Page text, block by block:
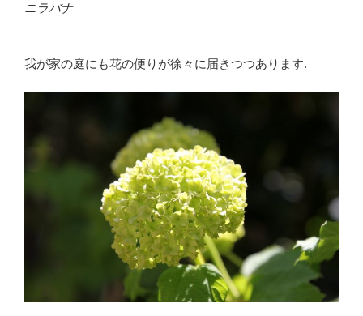
ニラバナ
我が家の庭にも花の便りが徐々に届きつつあります.